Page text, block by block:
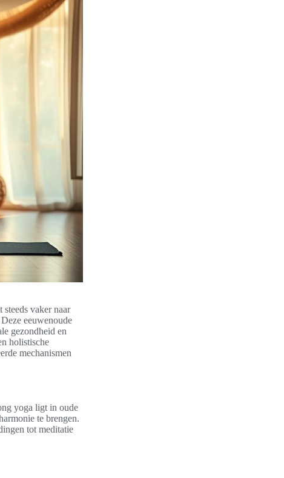
steeds vaker naar
eeuwenoude
gezondheid en
holistische
mechanismen
yoga ligt in oude
te brengen.
tot meditatie